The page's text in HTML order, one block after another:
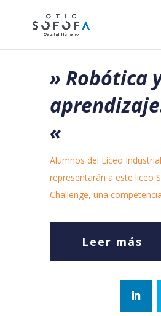
» Robótica
«
Alumnos del Liceo
representarán a este liceo
Challenge, una
Leer más